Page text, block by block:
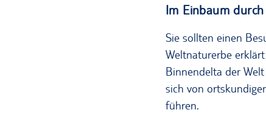
Im Einbaum
Sie sollten einen
Weltnaturerbe
Binnendelta der
sich von
führen.